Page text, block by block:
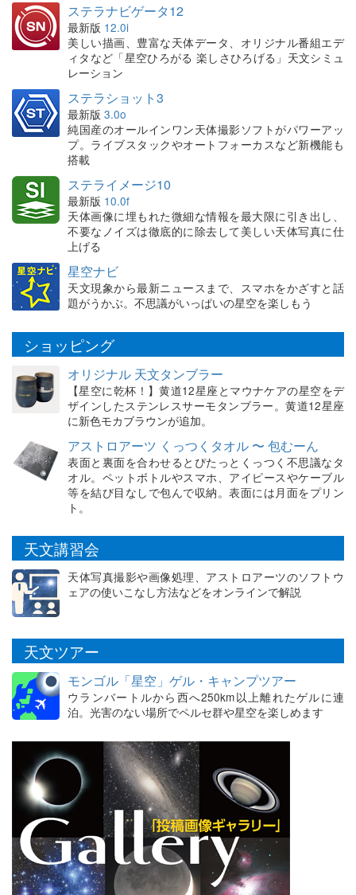
ステラナビゲータ12
最新版 12.0i
美しい描画、豊富な天体データ、オリジナル番組エデ
ィタなど「星空ひろがる 楽しさひろげる」天文シミュ
レーション
ステラショット3
最新版 3.0o
純国産のオールインワン天体撮影ソフトがパワーアッ
プ。ライブスタックやオートフォーカスなど新機能も
搭載
ステライメージ10
最新版 10.0f
天体画像に埋もれた微細な情報を最大限に引き出し、
不要なノイズは徹底的に除去して美しい天体写真に仕
上げる
星空ナビ
天文現象から最新ニュースまで、スマホをかざすと話
題がうかぶ。不思議がいっぱいの星空を楽しもう
ショッピング
オリジナル 天文タンブラー
【星空に乾杯！】黄道12星座とマウナケアの星空をデ
ザインしたステンレスサーモタンブラー。黄道12星座
に新色モカブラウンが追加。
アストロアーツ くっつくタオル 〜 包むーん
表面と裏面を合わせるとぴたっとくっつく不思議なタ
オル。ペットボトルやスマホ、アイピースやケーブル
等を結び目なしで包んで収納。表面には月面をプリン
ト。
天文講習会
天体写真撮影や画像処理、アストロアーツのソフトウ
ェアの使いこなし方法などをオンラインで解説
天文ツアー
モンゴル「星空」ゲル・キャンプツアー
ウランバートルから西へ250km以上離れたゲルに連
泊。光害のない場所でペルセ群や星空を楽しめます